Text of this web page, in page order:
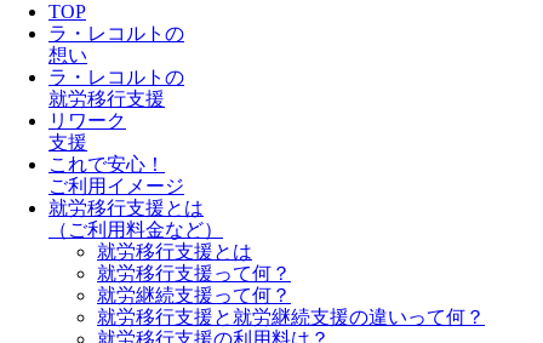
TOP
ラ・レコルトの
想い
ラ・レコルトの
就労移行支援
リワーク
支援
これで安心！
ご利用イメージ
就労移行支援とは
（ご利用料金など）
就労移行支援とは
就労移行支援って何？
就労継続支援って何？
就労移行支援と就労継続支援の違いって何？